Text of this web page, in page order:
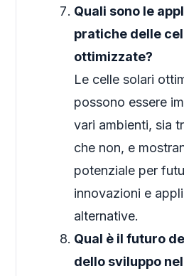
Quali sono le
pratiche delle
ottimizzate?
Le celle solari
possono essere
vari ambienti, sia
che non, e
potenziale per
innovazioni e
alternative.
Qual è il futuro
dello sviluppo